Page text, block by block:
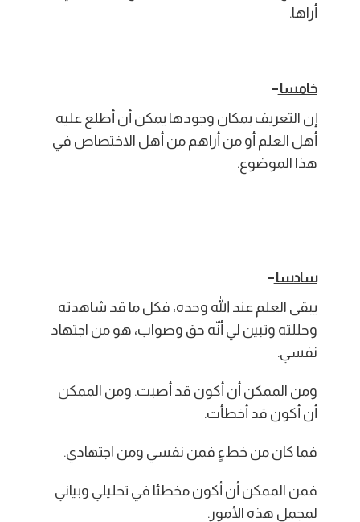
أراها.
خامسا–
إن التعريف بمكان وجودها يمكن أن أطلع عليه
أهل العلم أو من أراهم من أهل الاختصاص في
هذا الموضوع.
سادسا–
يبقى العلم عند الله وحده، فكل ما قد شاهدته
وحللته وتبين لي أنّه حق وصواب، هو من اجتهاد
نفسي.
ومن الممكن أن أكون قد أصبت. ومن الممكن
أن أكون قد أخطأت.
فما كان من خطءٍ فمن نفسي ومن اجتهادي.
فمن الممكن أن أكون مخطئا في تحليلي وبياني
لمجمل هذه الأمور.